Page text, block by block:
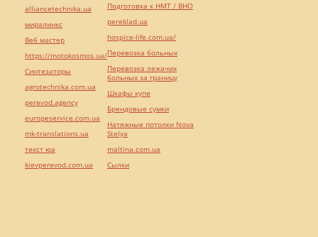
alliancetechnika.ua
миралинкс
Веб мастер
https://motokosmos.ua/
Синтезаторы
agrotechnika.com.ua
perevod.agency
europeservice.com.ua
mk-translations.ua
текст юа
kievperevod.com.ua
Подготовка к НМТ / ВНО
pereklad.ua
hospice-life.com.ua/
Перевозка больных
Перевозка лежачих
больных за границу
Шкафы купе
Брендовые сумки
Натяжные потолки Nova
Stelya
maltina.com.ua
Cылки